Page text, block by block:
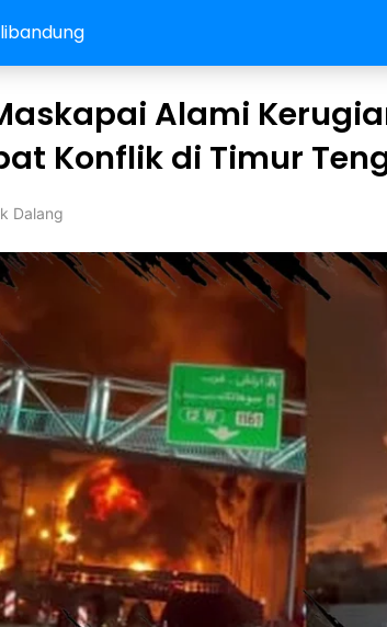
Alami
Konflik di Timur
Dalang